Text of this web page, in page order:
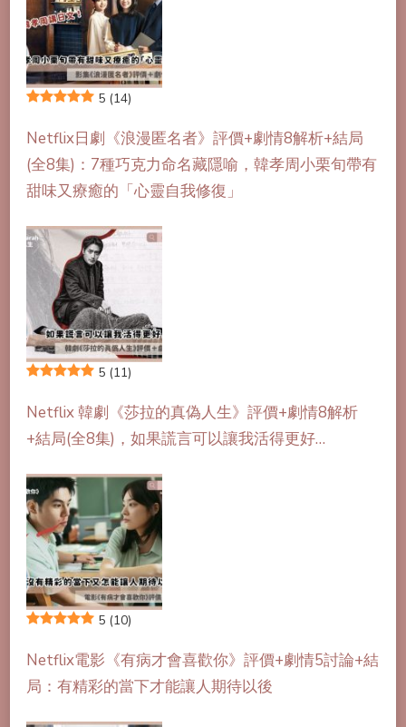
5 (14)
Netflix日劇《浪漫匿名者》評價+劇情8解析+結局
(全8集)：7種巧克力命名藏隱喻，韓孝周小栗旬帶有
甜味又療癒的「心靈自我修復」
5 (11)
Netflix 韓劇《莎拉的真偽人生》評價+劇情8解析
+結局(全8集)，如果謊言可以讓我活得更好…
5 (10)
Netflix電影《有病才會喜歡你》評價+劇情5討論+結
局：有精彩的當下才能讓人期待以後